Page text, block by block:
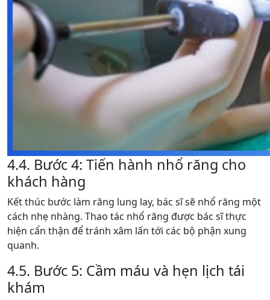
4.4. Bước 4: Tiến hành nhổ răng cho
khách hàng
Kết thúc bước làm răng lung lay, bác sĩ sẽ nhổ răng một
cách nhẹ nhàng. Thao tác nhổ răng được bác sĩ thực
hiện cẩn thận để tránh xâm lấn tới các bộ phận xung
quanh.
4.5. Bước 5: Cầm máu và hẹn lịch tái
khám